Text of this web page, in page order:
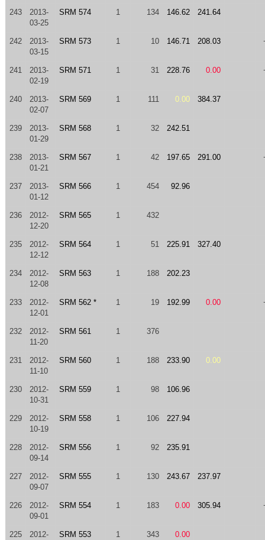
243
2013-
03-25
SRM 574 1 134 146.62 241.64
242
2013-
03-15
SRM 573 1 10 146.71 208.03
241
2013-
02-19
SRM 571 1 31 228.76 0.00
240
2013-
02-07
SRM 569 1 111 0.00 384.37
239
2013-
01-29
SRM 568 1 32 242.51
238
2013-
01-21
SRM 567 1 42 197.65 291.00
237
2013-
01-12
SRM 566 1 454 92.96
236
2012-
12-20
SRM 565 1 432
235
2012-
12-12
SRM 564 1 51 225.91 327.40
234
2012-
12-08
SRM 563 1 188 202.23
233
2012-
12-01
SRM 562 * 1 19 192.99 0.00
232
2012-
11-20
SRM 561 1 376
231
2012-
11-10
SRM 560 1 188 233.90 0.00
230
2012-
10-31
SRM 559 1 98 106.96
229
2012-
10-19
SRM 558 1 106 227.94
228
2012-
09-14
SRM 556 1 92 235.91
227
2012-
09-07
SRM 555 1 130 243.67 237.97
226
2012-
09-01
SRM 554 1 183 0.00 305.94
225
2012-
SRM 553 1 343 0.00